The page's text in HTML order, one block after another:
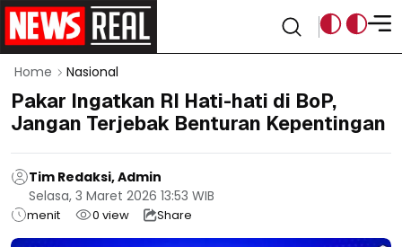
Home Nasional
Pakar Ingatkan RI Hati-hati di BoP,
Jangan Terjebak Benturan Kepentingan
Tim Redaksi, Admin
Selasa, 3 Maret 2026 13:53 WIB
menit 0 view Share